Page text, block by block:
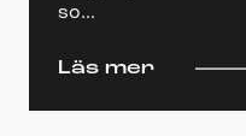
so...
Läs mer